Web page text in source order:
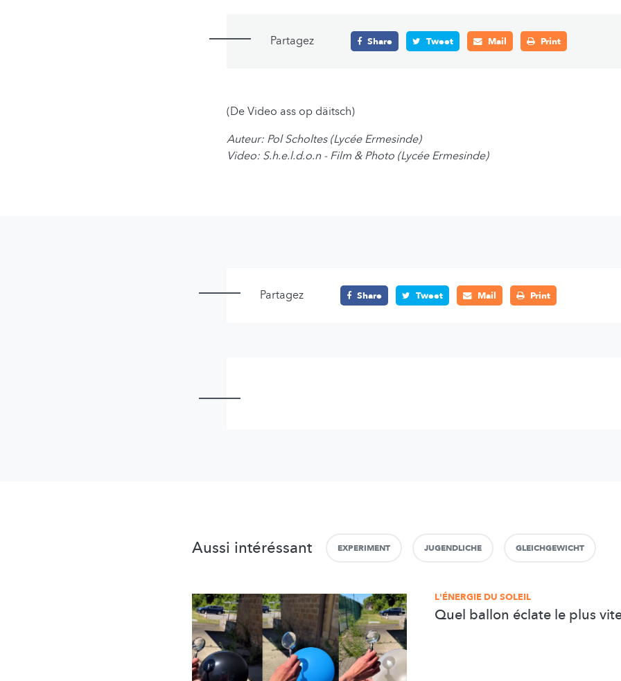
Partagez Share Tweet Mail Print
(De Video ass op däitsch)
Auteur: Pol Scholtes (Lycée Ermesinde)
Video: S.h.e.l.d.o.n - Film & Photo (Lycée Ermesinde)
Partagez Share Tweet Mail Print
Aussi intéréssant EXPERIMENT JUGENDLICHE GLEICHGEWICHT
L'ÉNERGIE DU SOLEIL
Quel ballon éclate le plus